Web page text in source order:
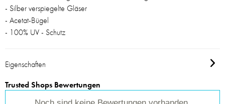
- Silber verspiegelte Gläser
- Acetat-Bügel
- 100% UV - Schutz
Eigenschaften
Trusted Shops Bewertungen